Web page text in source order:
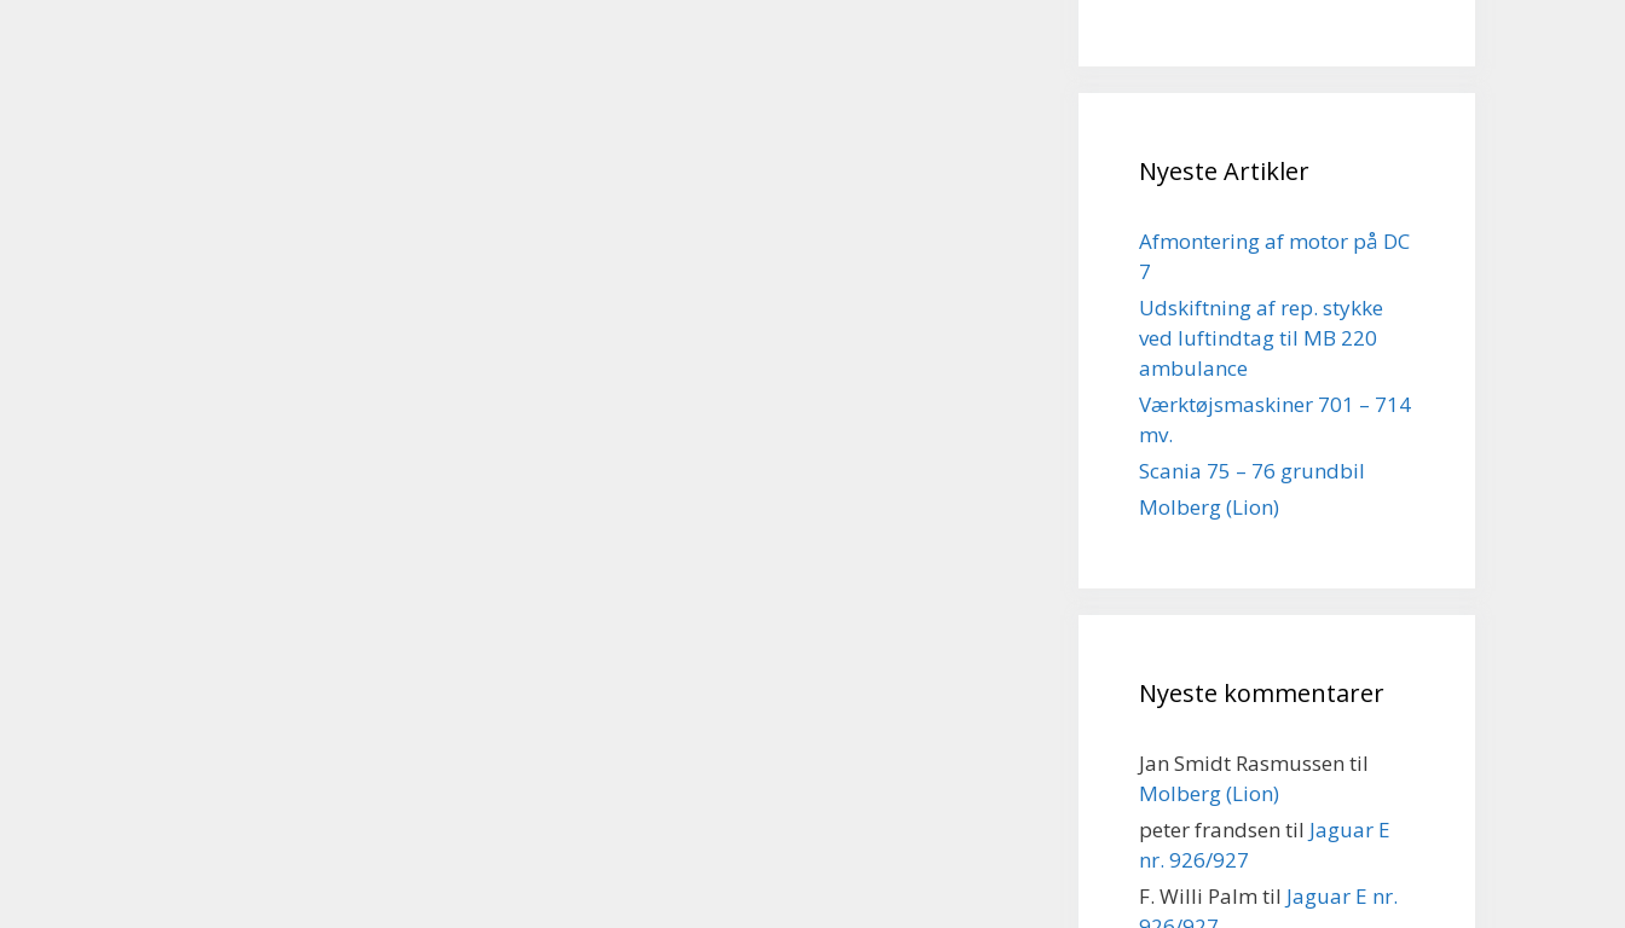
Nyeste Artikler
Afmontering af motor på DC
7
Udskiftning af rep. stykke
ved luftindtag til MB 220
ambulance
Værktøjsmaskiner 701 – 714
mv.
Scania 75 – 76 grundbil
Molberg (Lion)
Nyeste kommentarer
Jan Smidt Rasmussen til
Molberg (Lion)
peter frandsen til Jaguar E
nr. 926/927
F. Willi Palm til Jaguar E nr.